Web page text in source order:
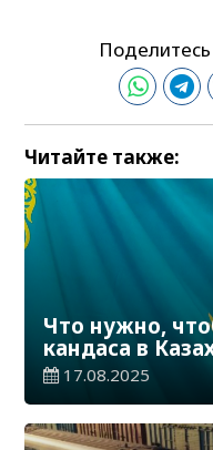
Читайте также:
Что нужно,
кандаса в
17.08.2025